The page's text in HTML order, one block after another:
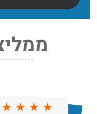
★
★
★
★
שירותי אריזה:
לפני שמתבצעת ההובלה
ברמה הגבוהה ביותר,